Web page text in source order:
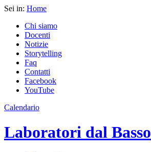
Sei in: Home
Chi siamo
Docenti
Notizie
Storytelling
Faq
Contatti
Facebook
YouTube
Calendario
Laboratori dal Basso